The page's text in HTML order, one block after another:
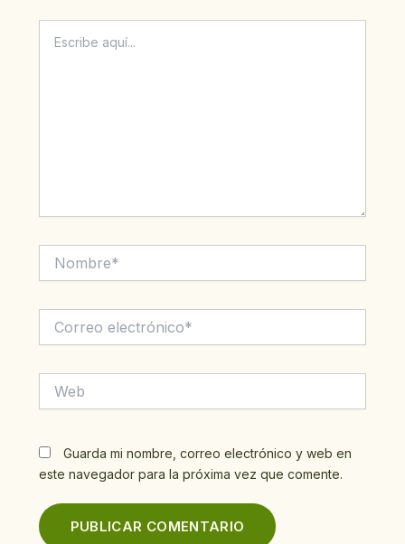
aquí...
electrónico*
Guarda mi nombre, correo electrónico y web en
este navegador para la próxima vez que comente.